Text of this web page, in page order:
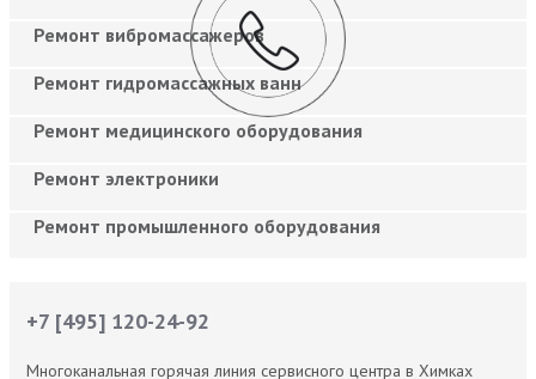
Ремонт вибромассажеров
Ремонт гидромассажных ванн
Ремонт медицинского оборудования
Ремонт электроники
Ремонт промышленного оборудования
+7 [495] 120-24-92
Многоканальная горячая линия сервисного центра в Химках